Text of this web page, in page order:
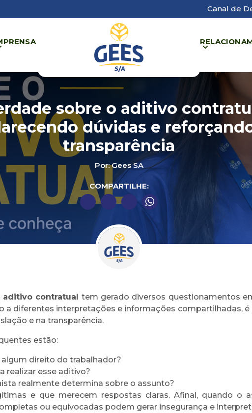
Canal de
sobre o aditivo
dúvidas e
transparência
Por: Gees SA
COMPARTILHE:
aditivo contratual tem gerado diversos questionamentos
a diferentes interpretações e informações compartilhadas,
e na transparência.
estão:
direito do trabalhador?
realizar esse aditivo?
realmente determina sobre o assunto?
e que merecem respostas claras. Afinal, quando o
ou equivocadas podem gerar insegurança e